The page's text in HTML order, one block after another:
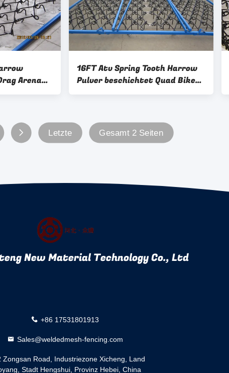
Arena
4'X4'
16FT Atv Spring Tooth Harrow
Pulver beschichtet Quad Bike
Chain Harrow
Letzte Gesamt 2 Seiten
New Material Technology Co., Ltd
+86 17531801913
Sales@weldedmesh-fencing.com
Zongsan Road, Industriezone Xicheng, Land
Stadt Hengshui, Provinz Hebei, China